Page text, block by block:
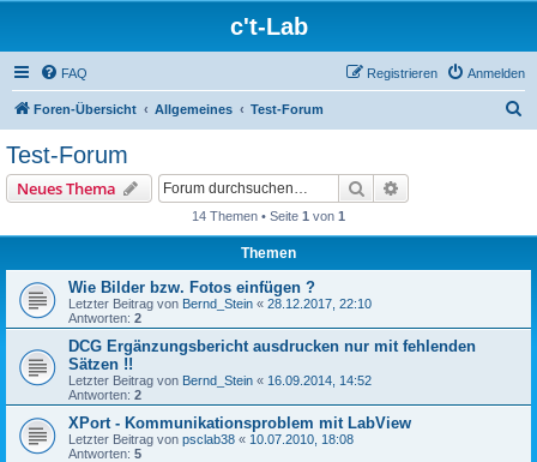
c't-Lab
FAQ Anmelden
Registrieren
Foren-Übersicht Allgemeines Test-Forum
Test-Forum
Neues Thema Suche
14 Themen • Seite 1 von 1
Themen
Wie Bilder bzw. Fotos einfügen ?
Letzter Beitrag von Bernd_Stein « 28.12.2017, 22:10
Antworten: 2
DCG Ergänzungsbericht ausdrucken nur mit fehlenden
Sätzen !!
Letzter Beitrag von Bernd_Stein « 16.09.2014, 14:52
Antworten: 2
XPort - Kommunikationsproblem mit LabView
Letzter Beitrag von psclab38 « 10.07.2010, 18:08
Antworten: 5